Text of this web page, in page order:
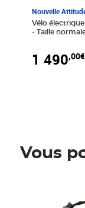
Nouvelle
Vélo
- Taille
1 490,00€
Vous